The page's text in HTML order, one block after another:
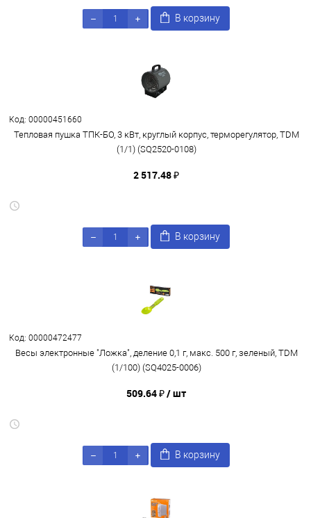
В корзину
Код: 00000451660
Тепловая пушка ТПК-БО, 3 кВт, круглый корпус, терморегулятор, TDM
(1/1) (SQ2520-0108)
2 517.48 ₽
В корзину
Код: 00000472477
Весы электронные "Ложка", деление 0,1 г, макс. 500 г, зеленый, TDM
(1/100) (SQ4025-0006)
509.64 ₽/ шт
В корзину